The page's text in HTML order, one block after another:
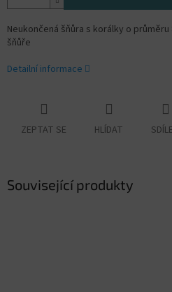
Neukončená šňůra s korálky o průměru
šňůře
Detailní informace
ZEPTAT SE HLÍDAT
Související produkty